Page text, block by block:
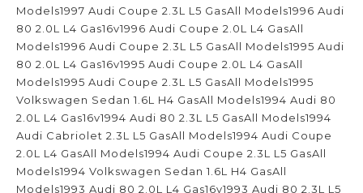
Models1997 Audi Coupe 2.3L L5 GasAll Models1996 Audi
80 2.0L L4 Gas16v1996 Audi Coupe 2.0L L4 GasAll
Models1996 Audi Coupe 2.3L L5 GasAll Models1995 Audi
80 2.0L L4 Gas16v1995 Audi Coupe 2.0L L4 GasAll
Models1995 Audi Coupe 2.3L L5 GasAll Models1995
Volkswagen Sedan 1.6L H4 GasAll Models1994 Audi 80
2.0L L4 Gas16v1994 Audi 80 2.3L L5 GasAll Models1994
Audi Cabriolet 2.3L L5 GasAll Models1994 Audi Coupe
2.0L L4 GasAll Models1994 Audi Coupe 2.3L L5 GasAll
Models1994 Volkswagen Sedan 1.6L H4 GasAll
Models1993 Audi 80 2.0L L4 Gas16v1993 Audi 80 2.3L L5